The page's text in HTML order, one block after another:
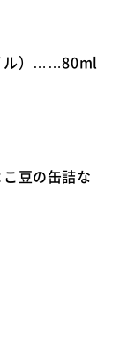
ル）……80ml
豆の缶詰な